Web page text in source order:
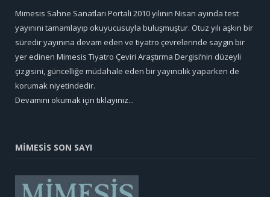
Mimesis Sahne Sanatları Portali 2010 yılının Nisan ayında test
yayınını tamamlayıp okuyucusuyla buluşmuştur. Otuz yılı aşkın bir
süredir yayınına devam eden ve tiyatro çevrelerinde saygın bir
yer edinen Mimesis Tiyatro Çeviri Araştırma Dergisi’nin düzeyli
çizgisini, güncelliğe müdahale eden bir yayıncılık yaparken de
korumak niyetindedir.
Devamını okumak için tıklayınız...
MİMESİS SON SAYI